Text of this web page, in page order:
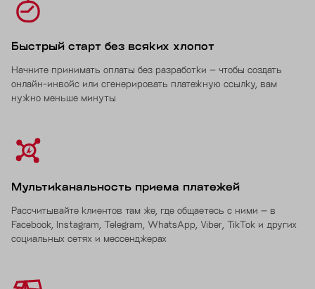
Быстрый старт без всяких хлопот
Начните принимать оплаты без разработки – чтобы создать
онлайн-инвойс или сгенерировать платежную ссылку, вам
нужно меньше минуты
Мультиканальность приема платежей
Рассчитывайте клиентов там же, где общаетесь с ними – в
Facebook, Instagram, Telegram, WhatsApp, Viber, TikTok и других
социальных сетях и мессенджерах